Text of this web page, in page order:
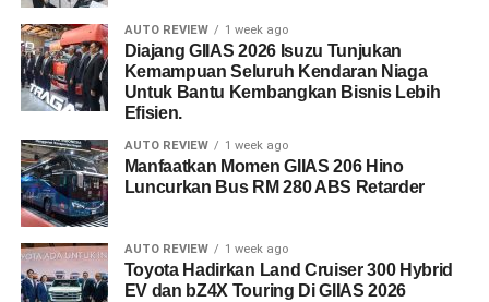
AUTO REVIEW 1 week ago
Diajang GIIAS 2026 Isuzu Tunjukan
Kemampuan Seluruh Kendaran Niaga
Untuk Bantu Kembangkan Bisnis Lebih
Efisien.
AUTO REVIEW 1 week ago
Manfaatkan Momen GIIAS 206 Hino
Luncurkan Bus RM 280 ABS Retarder
AUTO REVIEW 1 week ago
Toyota Hadirkan Land Cruiser 300 Hybrid
EV dan bZ4X Touring Di GIIAS 2026